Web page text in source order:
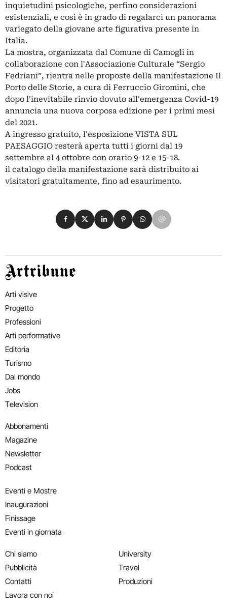
inquietudini psicologiche, perfino considerazioni
esistenziali, e così è in grado di regalarci un panorama
variegato della giovane arte figurativa presente in
Italia.
La mostra, organizzata dal Comune di Camogli in
collaborazione con l'Associazione Culturale “Sergio
Fedriani”, rientra nelle proposte della manifestazione Il
Porto delle Storie, a cura di Ferruccio Giromini, che
dopo l'inevitabile rinvio dovuto all'emergenza Covid-19
annuncia una nuova corposa edizione per i primi mesi
del 2021.
A ingresso gratuito, l'esposizione VISTA SUL
PAESAGGIO resterà aperta tutti i giorni dal 19
settembre al 4 ottobre con orario 9-12 e 15-18.
il catalogo della manifestazione sarà distribuito ai
visitatori gratuitamente, fino ad esaurimento.
Condividi su Facebook
Condividi su X
Condividi su LinkedIn
Condividi su Pinterest
Condividi su WhatsApp
Condividi su Email
Artribune
Arti visive
Progetto
Professioni
Arti performative
Editoria
Turismo
Dal mondo
Jobs
Television
Abbonamenti
Magazine
Newsletter
Podcast
Eventi e Mostre
Inaugurazioni
Finissage
Eventi in giornata
Chi siamo
Pubblicità
Contatti
Lavora con noi
University
Travel
Produzioni